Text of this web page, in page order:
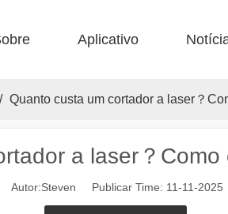
Aplicativo
/ Quanto custa um cortador a laser？
a laser？Como
Autor:Steven Publicar Time: 11-11-